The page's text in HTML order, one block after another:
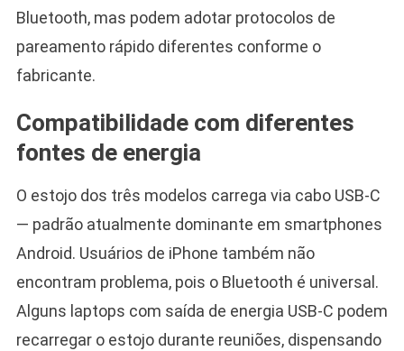
Bluetooth, mas podem adotar protocolos de
pareamento rápido diferentes conforme o
fabricante.
Compatibilidade com diferentes
fontes de energia
O estojo dos três modelos carrega via cabo USB-C
— padrão atualmente dominante em smartphones
Android. Usuários de iPhone também não
encontram problema, pois o Bluetooth é universal.
Alguns laptops com saída de energia USB-C podem
recarregar o estojo durante reuniões, dispensando